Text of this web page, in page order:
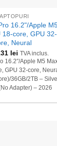
16.2"/Apple
18-core, GPU 32-
Neural
lei TVA inclus.
16.2″/Apple M5
GPU 32-core,
36GB/2TB –
Adapter) – 2026